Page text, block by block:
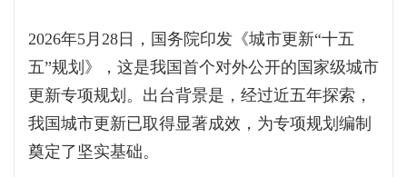
2026年5月28日，国务院印发《城市更新“十五
五”规划》，这是我国首个对外公开的国家级城市
更新专项规划。出台背景是，经过近五年探索，
我国城市更新已取得显著成效，为专项规划编制
奠定了坚实基础。